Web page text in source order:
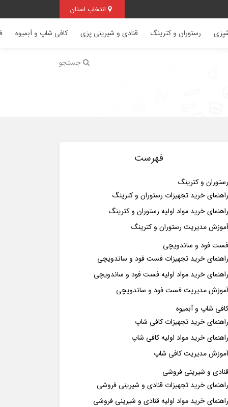
رستوران و کترینگ قنادی و شیرینی پزی کافی شاپ و آبمیوه
جستجو
فهرست
رستوران و کترینگ
راهنمای خرید تجهیزات رستوران و کترینگ
راهنمای خرید مواد اولیه رستوران و کترینگ
آموزش مدیریت رستوران و کترینگ
فست فود و ساندویچی
راهنمای خرید تجهیزات فست فود و ساندویچی
راهنمای خرید مواد اولیه فست فود و ساندویچی
آموزش مدیریت فست فود و ساندویچی
کافی شاپ و آبمیوه
راهنمای خرید تجهیزات کافی شاپ
راهنمای خرید مواد اولیه کافی‌ شاپ‌
آموزش مدیریت کافی شاپ
قنادی و شیرینی فروشی
راهنمای خرید تجهیزات قنادی و شیرینی فروشی
راهنمای خرید مواد اولیه قنادی و شیرینی فروشی